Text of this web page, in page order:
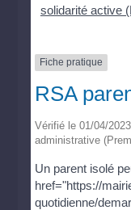
solidarité active
Fiche pratique
RSA
Vérifié le 01/04/
administrative
Un parent isolé
href="https://
quotidienne/